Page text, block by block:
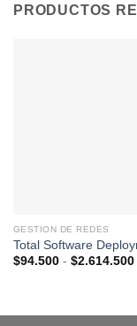
PRODUCTOS
GESTION DE REDES
Total Software
$94.500 - $2.614.500